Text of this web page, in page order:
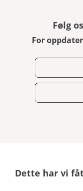
Følg
For
Dette har vi